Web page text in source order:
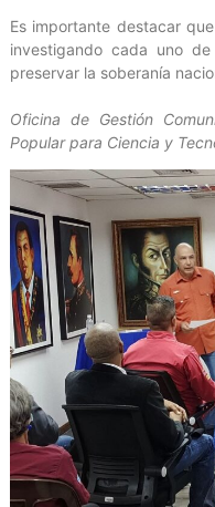
Es importante destacar
investigando cada uno
preservar la soberanía
Oficina de Gestión
Popular para Ciencia y